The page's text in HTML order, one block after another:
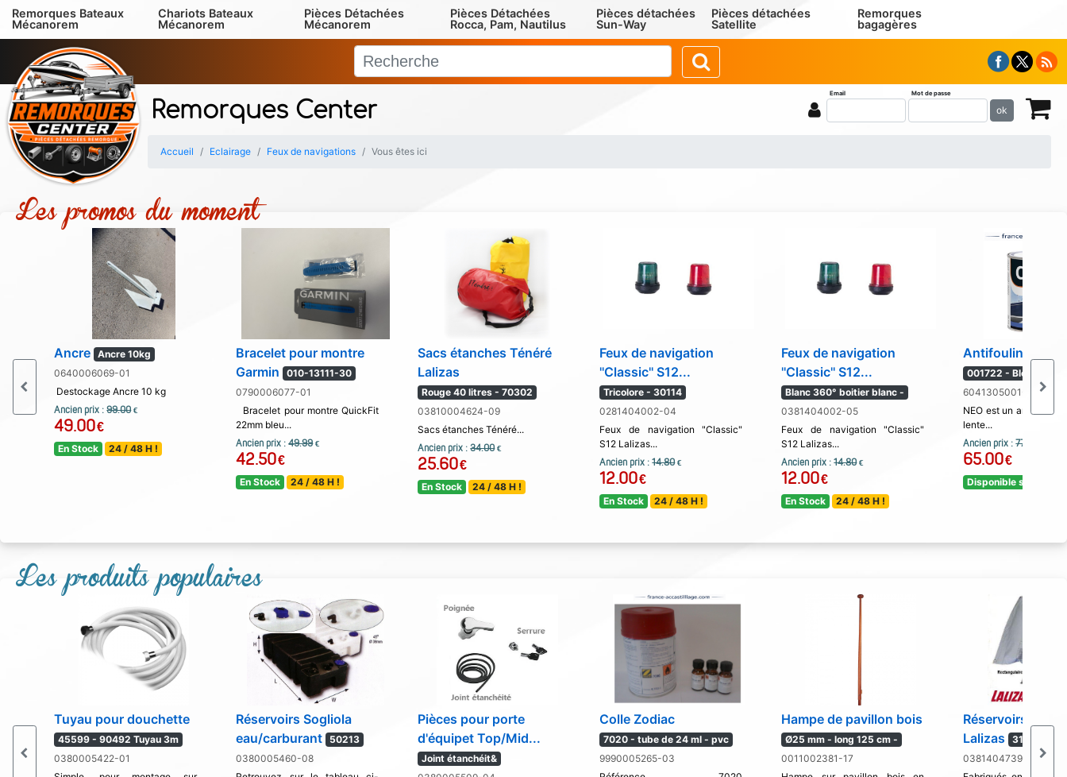
Remorques Center
Remorques Bateaux
Mécanorem
Chariots Bateaux
Mécanorem
Pièces Détachées
Mécanorem
Pièces Détachées
Rocca, Pam, Nautilus
Pièces détachées
Sun-Way
Pièces détachées
Satellite
Remorques
bagagères
Email Mot de passe
ok
Accueil Eclairage Feux de navigations Vous êtes ici
Les promos du moment
Ancre Ancre 10kg
0640006069-01
Destockage Ancre 10 kg
Ancien prix :99.00€
49.00€
En Stock 24 / 48 H !
Bracelet pour montre
Garmin 010-13111-30
0790006077-01
Bracelet pour montre QuickFit
22mm bleu...
Ancien prix :49.99€
42.50€
En Stock 24 / 48 H !
Sacs étanches Ténéré
Lalizas
Rouge 40 litres - 70302
03810004624-09
Sacs étanches Ténéré...
Ancien prix :34.00€
25.60€
En Stock 24 / 48 H !
Feux de navigation
''Classic'' S12...
Tricolore - 30114
0281404002-04
Feux de navigation "Classic"
S12 Lalizas...
Ancien prix :14.80€
12.00€
En Stock 24 / 48 H !
Feux de navigation
''Classic'' S12...
Blanc 360° boitier blanc -
0381404002-05
Feux de navigation "Classic"
S12 Lalizas...
Ancien prix :14.80€
12.00€
En Stock 24 / 48 H !
Antifouling
001722 - Bleu
6041305001-02
NEO est un antifouling
lente...
Ancien prix :77.00
65.00€
Disponible sous 5
Les produits populaires
Tuyau pour douchette
45599 - 90492 Tuyau 3m
0380005422-01
Réservoirs Sogliola
eau/carburant 50213
0380005460-08
Pièces pour porte
d'équipet Top/Mid...
Joint étanchéit&
Colle Zodiac
7020 - tube de 24 ml - pvc
9990005265-03
Hampe de pavillon bois
Ø25 mm - long 125 cm -
0011002381-17
Réservoirs eau
Lalizas 31321
0381404739-01